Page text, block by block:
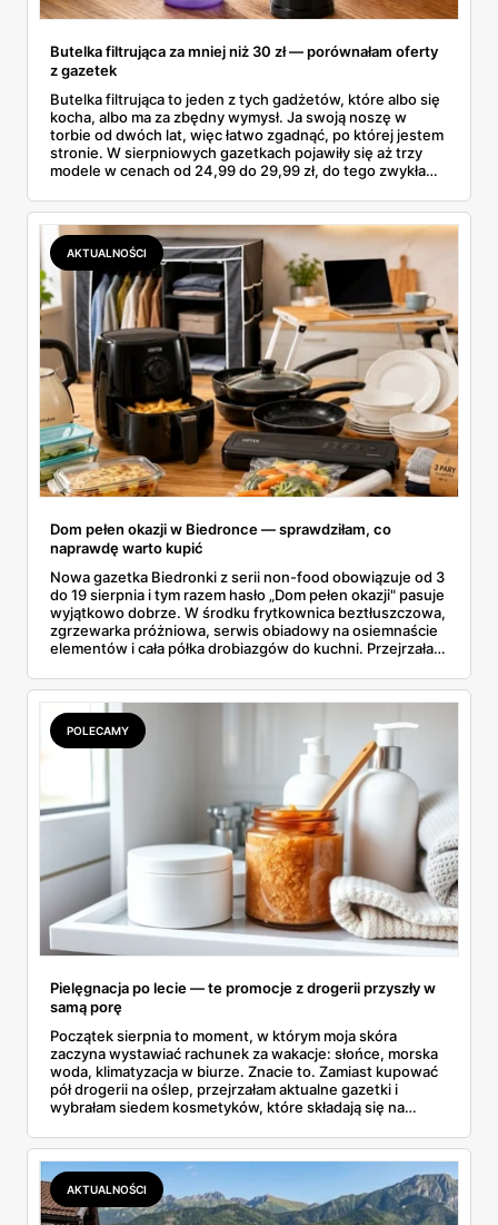
Butelka filtrująca za mniej niż 30 zł — porównałam oferty
z gazetek
Butelka filtrująca to jeden z tych gadżetów, które albo się
kocha, albo ma za zbędny wymysł. Ja swoją noszę w
torbie od dwóch lat, więc łatwo zgadnąć, po której jestem
stronie. W sierpniowych gazetkach pojawiły się aż trzy
modele w cenach od 24,99 do 29,99 zł, do tego zwykła
wszystkie oferty i policzyłam, kiedy taki zakup faktycznie
się opłaca.
AKTUALNOŚCI
Dom pełen okazji w Biedronce — sprawdziłam, co
naprawdę warto kupić
Nowa gazetka Biedronki z serii non-food obowiązuje od 3
do 19 sierpnia i tym razem hasło „Dom pełen okazji" pasuje
wyjątkowo dobrze. W środku frytkownica beztłuszczowa,
zgrzewarka próżniowa, serwis obiadowy na osiemnaście
elementów i cała półka drobiazgów do kuchni. Przejrzałam
się przy półce z samego rana.
POLECAMY
Pielęgnacja po lecie — te promocje z drogerii przyszły w
samą porę
Początek sierpnia to moment, w którym moja skóra
zaczyna wystawiać rachunek za wakacje: słońce, morska
woda, klimatyzacja w biurze. Znacie to. Zamiast kupować
pół drogerii na oślep, przejrzałam aktualne gazetki i
wybrałam siedem kosmetyków, które składają się na
dermokosmetyki Vichy. Wszystkie ceny sprawdziłam w
ofertach, terminy też.
AKTUALNOŚCI